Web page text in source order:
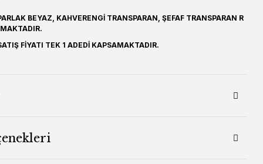
BEYAZ, KAHVERENGİ TRANSPARAN, ŞEFAF TRANSPARAN R
FİYATI TEK 1 ADEDİ KAPSAMAKTADIR.